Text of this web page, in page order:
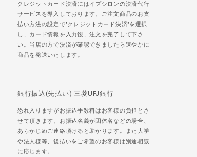
クレジットカード決済にはイプシロンの決済代行
サービスを導入しております。ご注文商品のお支
払い方法の設定で"クレジットカード決済"を選択
し、カード情報を入力後、注文を完了して下さ
い。当店の方で決済が確認できましたら速やかに
商品を発送いたします。
銀行振込(先払い) 三菱UFJ銀行
恐れ入りますがお振込手数料はお客様の負担とさ
せて頂きます。お振込名義が団体名などの場合、
あらかじめご連絡頂けると助かります。また大学
や法人様等、後払いをご希望のお客様は別途相談
に応じます。